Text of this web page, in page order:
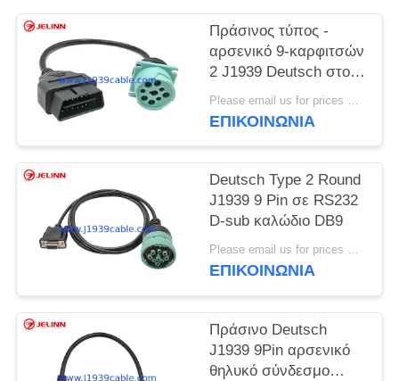
Πράσινος τύπος -
αρσενικό 9-καρφιτσών
2 J1939 Deutsch στο
θηλυκό καλώδιο 6-
καρφιτσών J1708
Please email us for prices MOQ:100 τεμ
ΕΠΙΚΟΙΝΩΝΊΑ
Deutsch Type 2 Round
J1939 9 Pin σε RS232
D-sub καλώδιο DB9
Please email us for prices MOQ:100 τεμάχια
ΕΠΙΚΟΙΝΩΝΊΑ
Πράσινο Deutsch
J1939 9Pin αρσενικό
θηλυκό σύνδεσμο